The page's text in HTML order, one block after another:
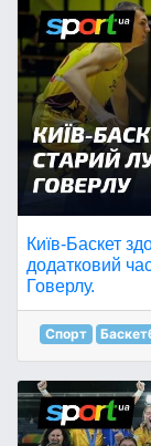
Київ-Баскет
додатковий
Говерлу.
Спорт